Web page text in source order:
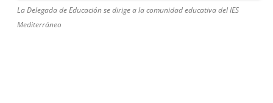
La Delegada de Educación se dirige a la comunidad educativa del IES
Mediterráneo